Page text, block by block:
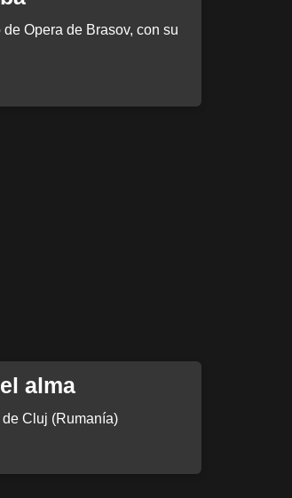
Opera de Brasov, con su
alma
Cluj (Rumanía)